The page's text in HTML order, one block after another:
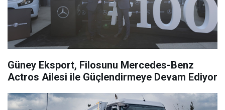
Güney Eksport, Filosunu Mercedes-Benz
Actros Ailesi ile Güçlendirmeye Devam Ediyor